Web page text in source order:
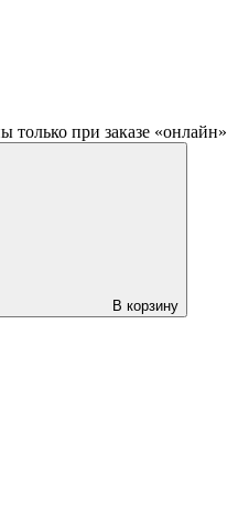
только при заказе «онлайн»
В корзину